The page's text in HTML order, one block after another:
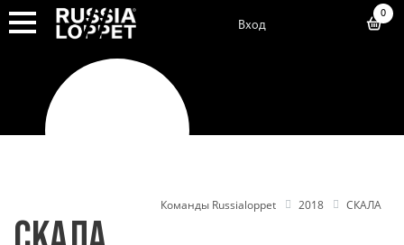
Вход
0
Команды Russialoppet 2018 СКАЛА